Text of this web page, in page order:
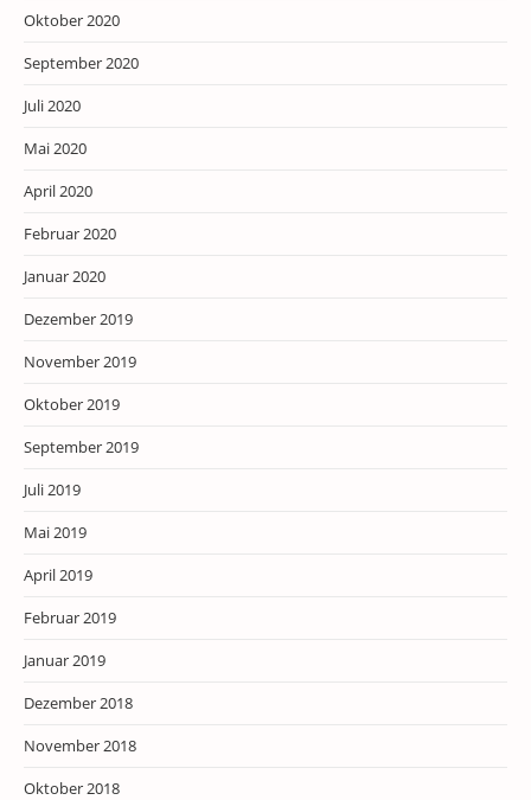
Oktober 2020
September 2020
Juli 2020
Mai 2020
April 2020
Februar 2020
Januar 2020
Dezember 2019
November 2019
Oktober 2019
September 2019
Juli 2019
Mai 2019
April 2019
Februar 2019
Januar 2019
Dezember 2018
November 2018
Oktober 2018